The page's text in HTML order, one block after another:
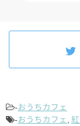
-おうちカフェ
-おうちカフェ,